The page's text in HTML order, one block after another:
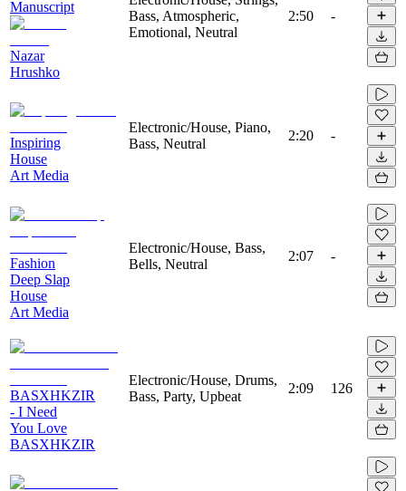
Manuscript
Nazar
Hrushko
Bass, Atmospheric,
Emotional, Neutral
2:50 -
Inspiring
House
Art Media
Electronic/House, Piano,
Bass, Neutral
2:20 -
Fashion
Deep Slap
House
Art Media
Electronic/House, Bass,
Bells, Neutral
2:07 -
BASXHKZIR
- I Need
You Love
BASXHKZIR
Electronic/House, Drums,
Bass, Party, Upbeat
2:09 126